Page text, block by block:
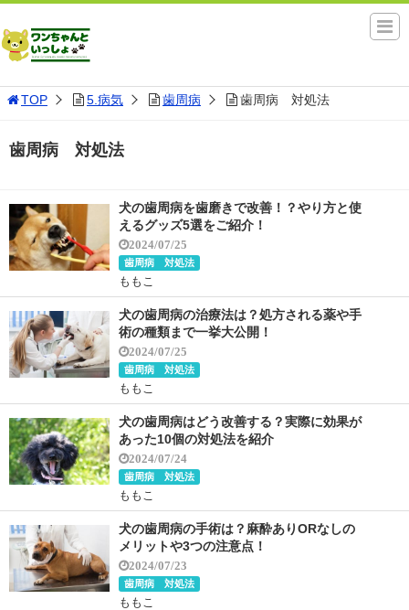
TOP 5.病気 歯周病 歯周病 対処法
歯周病 対処法
犬の歯周病を歯磨きで改善！？やり方と使
えるグッズ5選をご紹介！
2024/07/25
歯周病 対処法
ももこ
犬の歯周病の治療法は？処方される薬や手
術の種類まで一挙大公開！
2024/07/25
歯周病 対処法
ももこ
犬の歯周病はどう改善する？実際に効果が
あった10個の対処法を紹介
2024/07/24
歯周病 対処法
ももこ
犬の歯周病の手術は？麻酔ありORなしの
メリットや3つの注意点！
2024/07/23
歯周病 対処法
ももこ